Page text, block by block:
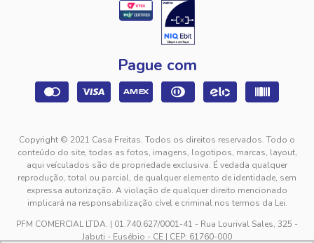
Pague com
Copyright © 2021 Casa Freitas. Todos os direitos reservados. Todo o
conteúdo do site, todas as fotos, imagens, logotipos, marcas, layout,
aqui veículados são de propriedade exclusiva. É vedada qualquer
reprodução, total ou parcial, de qualquer elemento de identidade, sem
expressa autorização. A violação de qualquer direito mencionado
implicará na responsabilização cível e criminal nos termos da Lei.
PFM COMERCIAL LTDA. | 01.740.627/0001-41 - Rua Lourival Sales, 325 -
Jabuti - Eusébio - CE | CEP: 61760-000